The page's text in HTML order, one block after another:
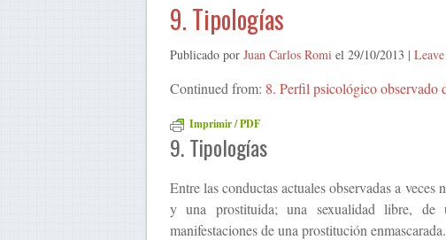
9. Tipologías
Publicado por Juan Carlos Romiel 29/10/2013 |
Continued from: 8. Perfil psicológico observado
Imprimir / PDF
9. Tipologías
Entre las conductas actuales observadas a
y una prostituida; una sexualidad libre, de
manifestaciones de una prostitución